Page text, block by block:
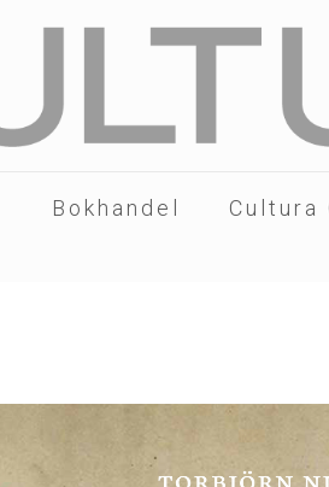
Bokhandel Cultura